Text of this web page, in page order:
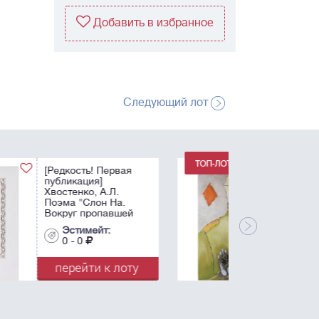
Добавить в избранное
Следующий лот
Немухин, В.Н.
1986. Бумага, масло,
белила. - 83х56 см.
перейти к лоту